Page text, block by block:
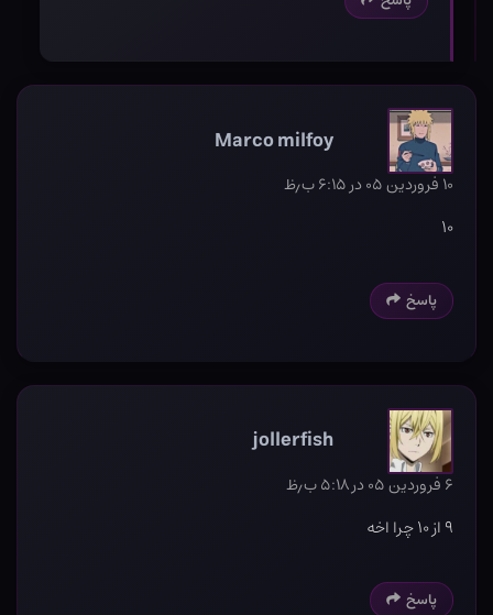
Marco milfoy
۱۰ فروردین ۰۵ در ۶:۱۵ ب٫ظ
۱۰
پاسخ
jollerfish
۶ فروردین ۰۵ در ۵:۱۸ ب٫ظ
۹ از ۱۰ چرا اخه
پاسخ